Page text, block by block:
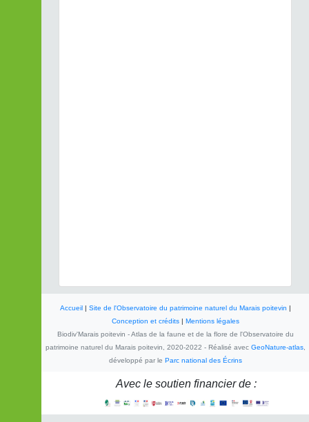
Accueil| Site de l'Observatoire du patrimoine naturel du Marais poitevin |
Conception et crédits| Mentions légales
Biodiv'Marais poitevin - Atlas de la faune et de la flore de l'Observatoire du
patrimoine naturel du Marais poitevin, 2020-2022 - Réalisé avec GeoNature-atlas,
développé par le Parc national des Écrins
Avec le soutien financier de :